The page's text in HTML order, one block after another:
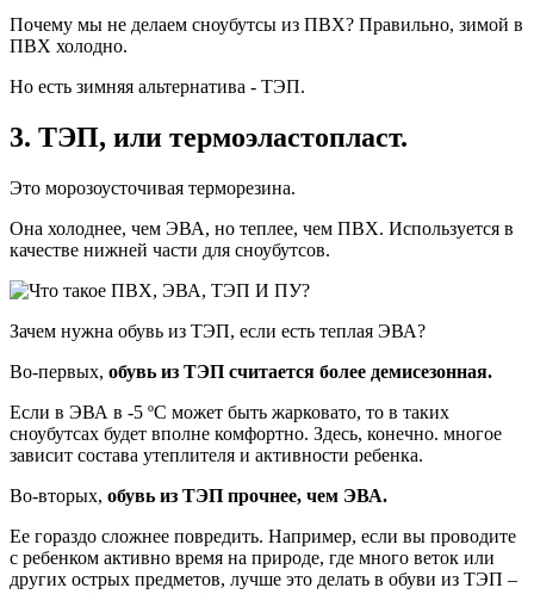
Почему мы не делаем сноубутсы из ПВХ? Правильно, зимой в
ПВХ холодно.
Но есть зимняя альтернатива - ТЭП.
3. ТЭП, или термоэластопласт.
Это морозоусточивая терморезина.
Она холоднее, чем ЭВА, но теплее, чем ПВХ. Используется в
качестве нижней части для сноубутсов.
Зачем нужна обувь из ТЭП, если есть теплая ЭВА?
Во-первых, обувь из ТЭП считается более демисезонная.
Если в ЭВА в -5 ºС может быть жарковато, то в таких
сноубутсах будет вполне комфортно. Здесь, конечно. многое
зависит состава утеплителя и активности ребенка.
Во-вторых, обувь из ТЭП прочнее, чем ЭВА.
Ее гораздо сложнее повредить. Например, если вы проводите
с ребенком активно время на природе, где много веток или
других острых предметов, лучше это делать в обуви из ТЭП –